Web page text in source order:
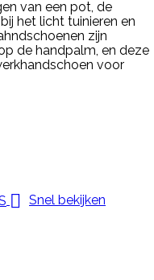
van een pot, de
het licht tuinieren en
zijn
de handpalm, en deze
voor
 Snel bekijken